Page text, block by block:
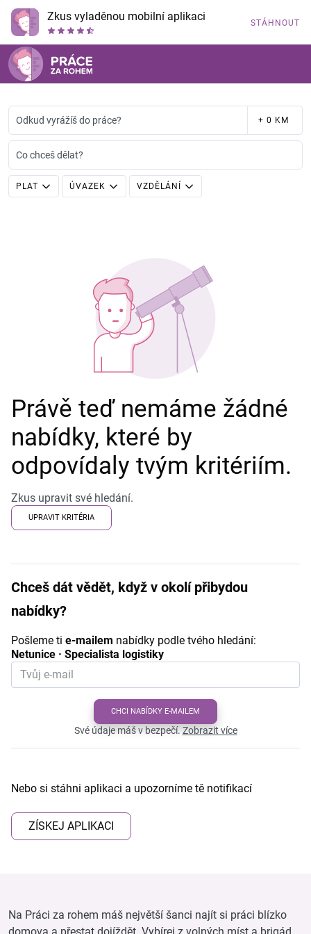
Zkus vyladěnou mobilní aplikaci STÁHNOUT
Odkud vyrážíš do práce? + 0 KM
Co chceš dělat?
PLAT ÚVAZEK VZDĚLÁNÍ
Právě teď nemáme žádné
nabídky, které by
odpovídaly tvým kritériím.
Zkus upravit své hledání.
UPRAVIT KRITÉRIA
Chceš dát vědět, když v okolí přibydou
nabídky?
Pošleme ti e-mailem nabídky podle tvého hledání:
Netunice · Specialista logistiky
CHCI NABÍDKY E-MAILEM
Své údaje máš v bezpečí.Zobrazit více
Nebo si stáhni aplikaci a upozorníme tě notifikací
ZÍSKEJ APLIKACI
Na Práci za rohem máš největší šanci najít si práci blízko
domova a přestat dojíždět. Vybírej z volných míst a brigád